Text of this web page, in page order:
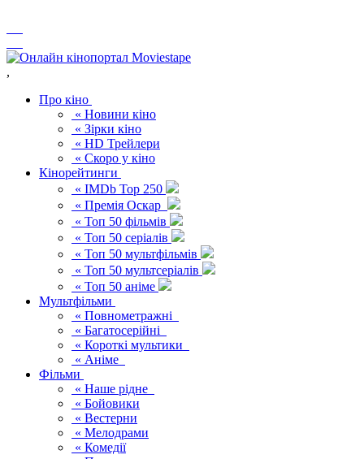
,
Про кіно
« Новини кіно
« Зірки кіно
« HD Трейлери
« Скоро у кіно
Кінорейтинги
« IMDb Top 250
« Премія Оскар
« Топ 50 фільмів
« Топ 50 серіалів
« Топ 50 мультфільмів
« Топ 50 мультсеріалів
« Топ 50 аніме
Мультфільми
« Повнометражні
« Багатосерійні
« Короткі мультики
« Аніме
Фільми
« Наше рідне
« Бойовики
« Вестерни
« Мелодрами
« Комедії